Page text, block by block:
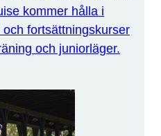
kommer hålla i
fortsättningskurser
och juniorläger.